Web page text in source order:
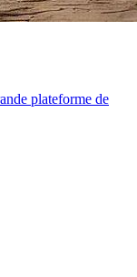
plateforme de